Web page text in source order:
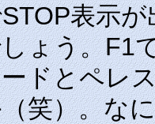
表示
ょう。F1
ドとペレ
笑）。な